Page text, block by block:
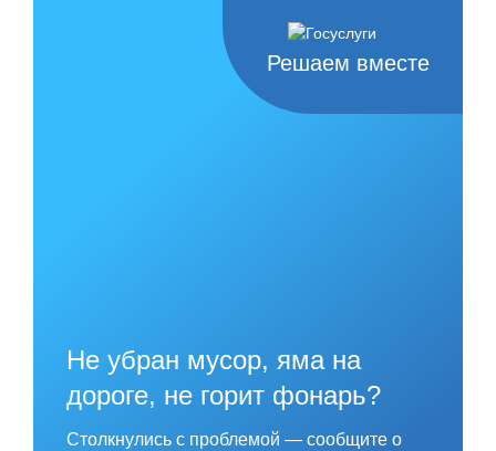
Решаем вместе
Не убран мусор, яма на
дороге, не горит фонарь?
Столкнулись с проблемой — сообщите о